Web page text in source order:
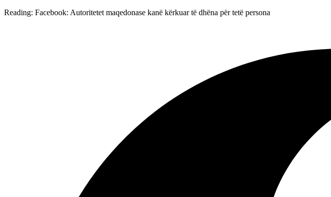
Reading: Facebook: Autoritetet maqedonase kanë kërkuar të dhëna për tetë persona